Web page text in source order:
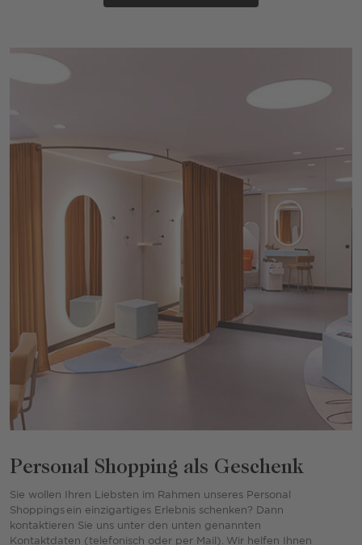
Personal Shopping als Geschenk
Sie wollen Ihren Liebsten im Rahmen unseres Personal
Shoppings ein einzigartiges Erlebnis schenken? Dann
kontaktieren Sie uns unter den unten genannten
Kontaktdaten (telefonisch oder per Mail). Wir helfen Ihnen